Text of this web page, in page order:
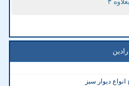
دیوار سبز